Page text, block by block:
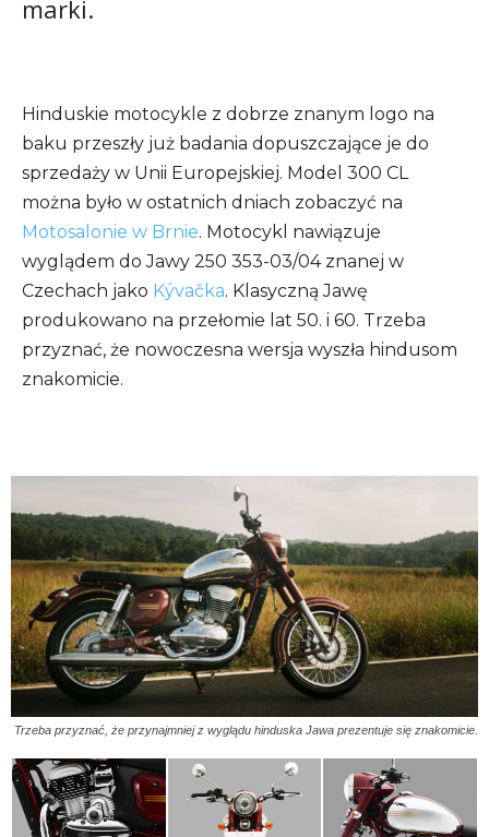
marki.
Hinduskie motocykle z dobrze znanym logo na
baku przeszły już badania dopuszczające je do
sprzedaży w Unii Europejskiej. Model 300 CL
można było w ostatnich dniach zobaczyć na
Motosalonie w Brnie. Motocykl nawiązuje
wyglądem do Jawy 250 353-03/04 znanej w
Czechach jako Kývačka. Klasyczną Jawę
produkowano na przełomie lat 50. i 60. Trzeba
przyznać, że nowoczesna wersja wyszła hindusom
znakomicie.
Trzeba przyznać, że przynajmniej z wyglądu hinduska Jawa prezentuje się znakomicie.